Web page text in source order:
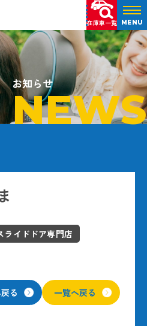
在庫車一覧 MENU
お知らせ
NEWS
ライドドア専門店
る 一覧へ戻る